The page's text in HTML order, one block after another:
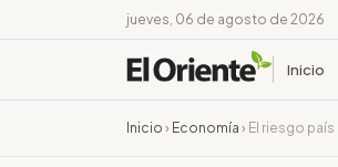
jueves, 06 de agosto de 2026
Inicio
Inicio › Economía › El riesgo